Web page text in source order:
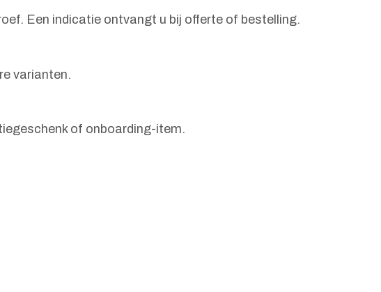
Een indicatie ontvangt u bij offerte of bestelling.
varianten.
of onboarding-item.